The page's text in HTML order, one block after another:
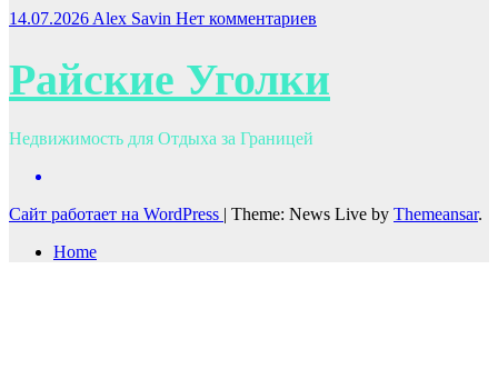
14.07.2026 Alex Savin Нет комментариев
Райские Уголки
Недвижимость для Отдыха за Границей
Сайт работает на WordPress | Theme: News Live by Themeansar.
Home